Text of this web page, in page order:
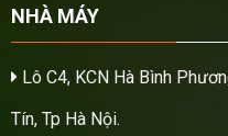
NHÀ MÁY
Lô C4, KCN Hà Bình
Tín, Tp Hà Nội.